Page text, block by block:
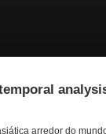
arredor do